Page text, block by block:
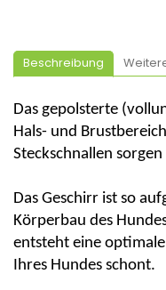
Beschreibung
Das gepolsterte
Hals- und
Steckschnallen
Das Geschirr ist so
Körperbau des
entsteht eine
Ihres Hundes schont.